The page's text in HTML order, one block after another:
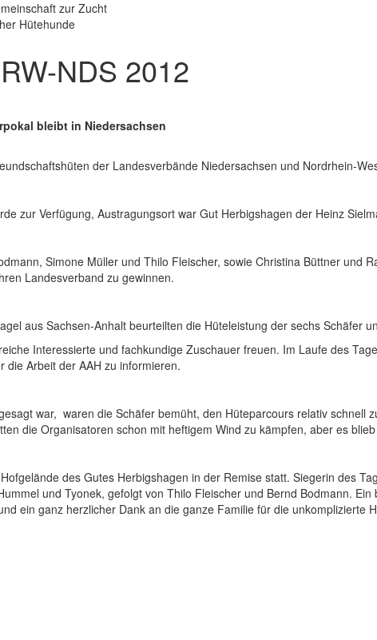
zur Zucht
Hütehunde
NDS 2012
bleibt in Niedersachsen
der Landesverbände Niedersachsen und Nordrhein-
zur Verfügung, Austragungsort war Gut Herbigshagen der Heinz
Simone Müller und Thilo Fleischer, sowie Christina Büttner und
Landesverband zu gewinnen.
aus Sachsen-Anhalt beurteilten die Hüteleistung der sechs Schäfer
Interessierte und fachkundige Zuschauer freuen. Im Laufe des
Arbeit der AAH zu informieren.
war, waren die Schäfer bemüht, den Hüteparcours relativ schnell
die Organisatoren schon mit heftigem Wind zu kämpfen, aber es
des Gutes Herbigshagen in der Remise statt. Siegerin des
und Tyonek, gefolgt von Thilo Fleischer und Bernd Bodmann.
ein ganz herzlicher Dank an die ganze Familie für die unkomplizierte